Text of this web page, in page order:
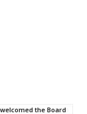
the Board